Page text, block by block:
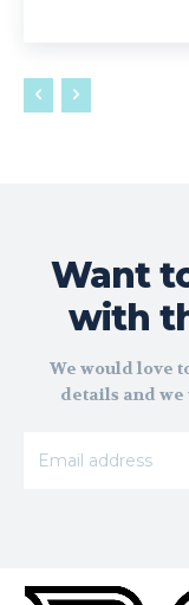
Want
with
We would love
details and